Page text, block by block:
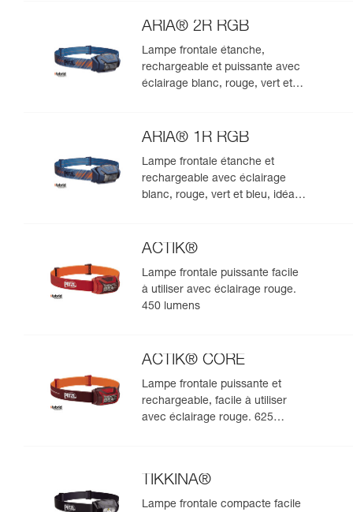
ARIA® 2R RGB
Lampe frontale étanche,
rechargeable et puissante avec
éclairage blanc, rouge, vert et
625 lumens
ARIA® 1R RGB
Lampe frontale étanche et
rechargeable avec éclairage
blanc, rouge, vert et bleu, idéale
ACTIK®
Lampe frontale puissante facile
à utiliser avec éclairage rouge.
450 lumens
ACTIK® CORE
Lampe frontale puissante et
rechargeable, facile à utiliser
avec éclairage rouge. 625
TIKKINA®
Lampe frontale compacte facile